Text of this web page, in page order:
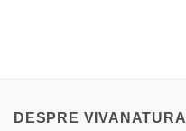
DESPRE VIVANATURA